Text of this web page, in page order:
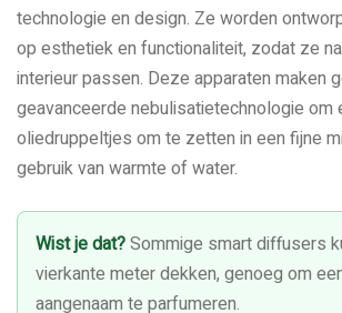
technologie en design. Ze worden
op esthetiek en functionaliteit, zodat ze
interieur passen. Deze apparaten maken
geavanceerde nebulisatietechnologie om
oliedruppeltjes om te zetten in een fijne
gebruik van warmte of water.
Wist je dat?Sommige smart diffusers
vierkante meter dekken, genoeg om
aangenaam te parfumeren.